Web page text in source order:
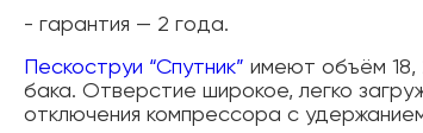
- гарантия — 2 года.
Пескоструи “Спутник” имеют объём 18,
бака. Отверстие широкое, легко
отключения компрессора с